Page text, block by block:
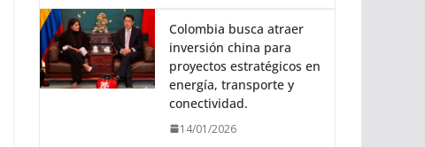
Colombia busca atraer
inversión china para
proyectos estratégicos en
energía, transporte y
conectividad.
14/01/2026